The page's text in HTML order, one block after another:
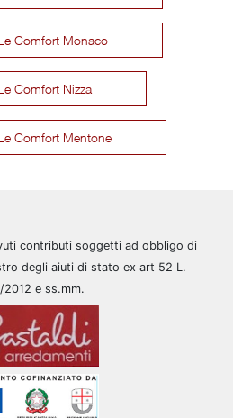
Comfort Monaco
Comfort Nizza
Comfort Mentone
contributi soggetti ad obbligo di
degli aiuti di stato ex art 52 L.
2012 e ss.mm.